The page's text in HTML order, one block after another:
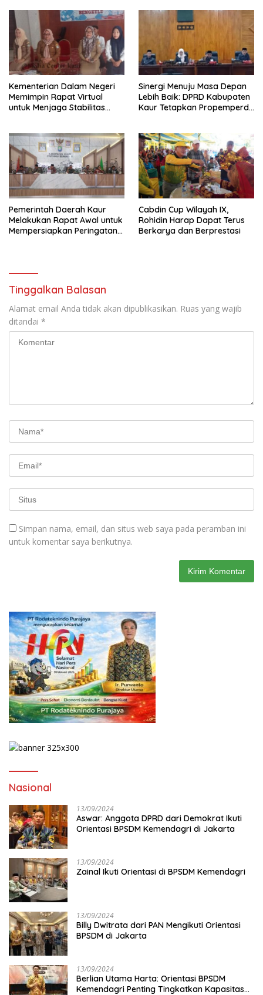
Kementerian Dalam Negeri
Memimpin Rapat Virtual
untuk Menjaga Stabilitas
Sinergi Menuju Masa Depan
Lebih Baik: DPRD Kabupaten
Kaur Tetapkan Propemperda
Pemerintah Daerah Kaur
Melakukan Rapat Awal untuk
Mempersiapkan Peringatan
Cabdin Cup Wilayah IX,
Rohidin Harap Dapat Terus
Berkarya dan Berprestasi
Tinggalkan Balasan
Alamat email Anda tidak akan dipublikasikan. Ruas yang wajib
ditandai *
Simpan nama, email, dan situs web saya pada peramban ini
untuk komentar saya berikutnya.
Nasional
13/09/2024
Aswar: Anggota DPRD dari Demokrat Ikuti
Orientasi BPSDM Kemendagri di Jakarta
13/09/2024
Zainal Ikuti Orientasi di BPSDM Kemendagri
13/09/2024
Billy Dwitrata dari PAN Mengikuti Orientasi
BPSDM di Jakarta
13/09/2024
Berlian Utama Harta: Orientasi BPSDM
Kemendagri Penting Tingkatkan Kapasitas